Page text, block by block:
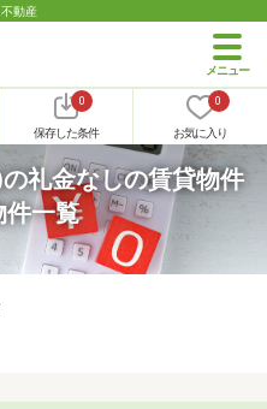
動産
0
保存した条件
0
お気に入り
礼金なしの賃貸物件
件一覧